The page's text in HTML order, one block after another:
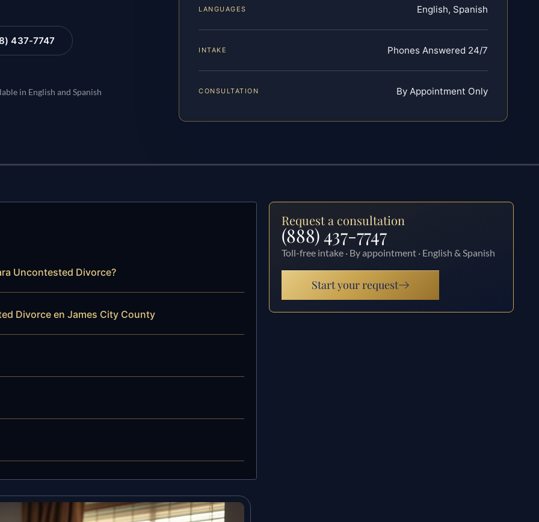
437-7747
in English and Spanish
LANGUAGES English, Spanish
INTAKE Phones Answered 24/7
CONSULTATION By Appointment Only
Uncontested Divorce?
Divorce en James City County
Request a consultation
(888) 437-7747
Toll-free intake · By appointment · English & Spanish
Start your request